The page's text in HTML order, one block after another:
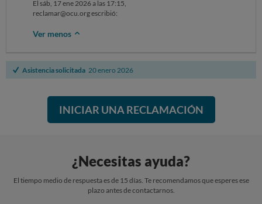
El sáb, 17 ene 2026 a las 17:15,
reclamar@ocu.org escribió:
Ver menos
Asistencia solicitada 20 enero 2026
INICIAR UNA RECLAMACIÓN
¿Necesitas ayuda?
El tiempo medio de respuesta es de 15 días. Te recomendamos que esperes ese
plazo antes de contactarnos.